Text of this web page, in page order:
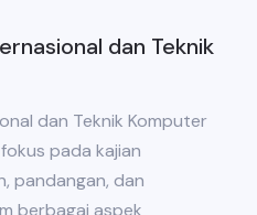
dan Teknik
dan Teknik Komputer
pada kajian
pandangan, dan
berbagai aspek